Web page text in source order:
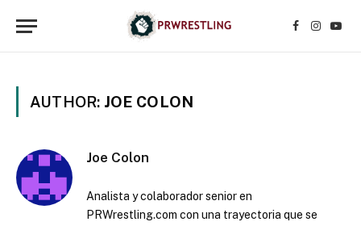
Facebook
AUTHOR: JOE COLON
Joe Colon
Analista y colaborador senior en
PRWrestling.com con una trayectoria que se